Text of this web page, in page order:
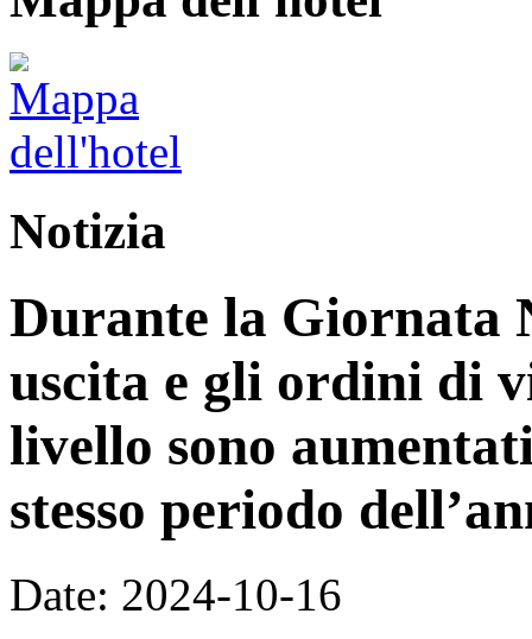
Notizia
Durante la Giornata
uscita e gli ordini di
livello sono
stesso periodo
Date: 2024-10-16